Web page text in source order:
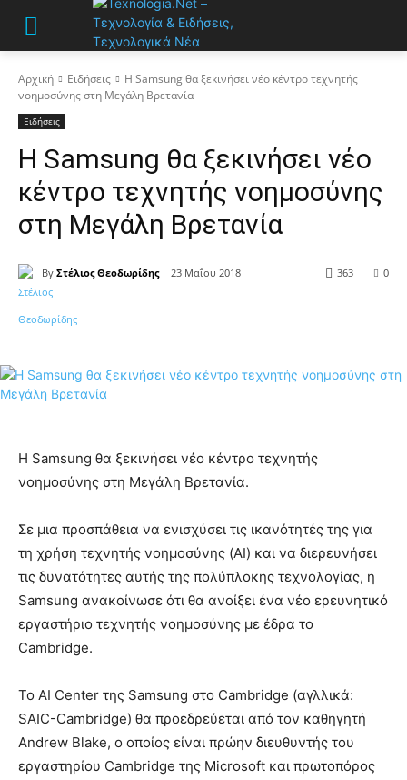
Αρχική Ειδήσεις
Η Samsung θα ξεκινήσει νέο κέντρο τεχνητής
νοημοσύνης στη Μεγάλη Βρετανία
Ειδήσεις
Η Samsung θα ξεκινήσει νέο
κέντρο τεχνητής νοημοσύνης
στη Μεγάλη Βρετανία
By Στέλιος Θεοδωρίδης 23 Μαΐου 2018 0
363
Η Samsung θα ξεκινήσει νέο κέντρο τεχνητής
νοημοσύνης στη Μεγάλη Βρετανία.
Σε μια προσπάθεια να ενισχύσει τις ικανότητές της για
τη χρήση τεχνητής νοημοσύνης (AI) και να διερευνήσει
τις δυνατότητες αυτής της πολύπλοκης τεχνολογίας, η
Samsung ανακοίνωσε ότι θα ανοίξει ένα νέο ερευνητικό
εργαστήριο τεχνητής νοημοσύνης με έδρα το
Cambridge.
Το AI Center της Samsung στο Cambridge (αγλλικά:
SAIC-Cambridge) θα προεδρεύεται από τον καθηγητή
Andrew Blake, ο οποίος είναι πρώην διευθυντής του
εργαστηρίου Cambridge της Microsoft και πρωτοπόρος